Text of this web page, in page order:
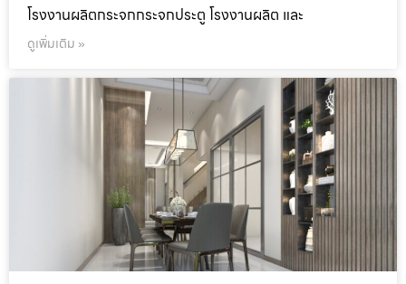
โรงงานผลิตกระจกกระจกประตู โรงงานผลิต และ
ดูเพิ่มเติม »